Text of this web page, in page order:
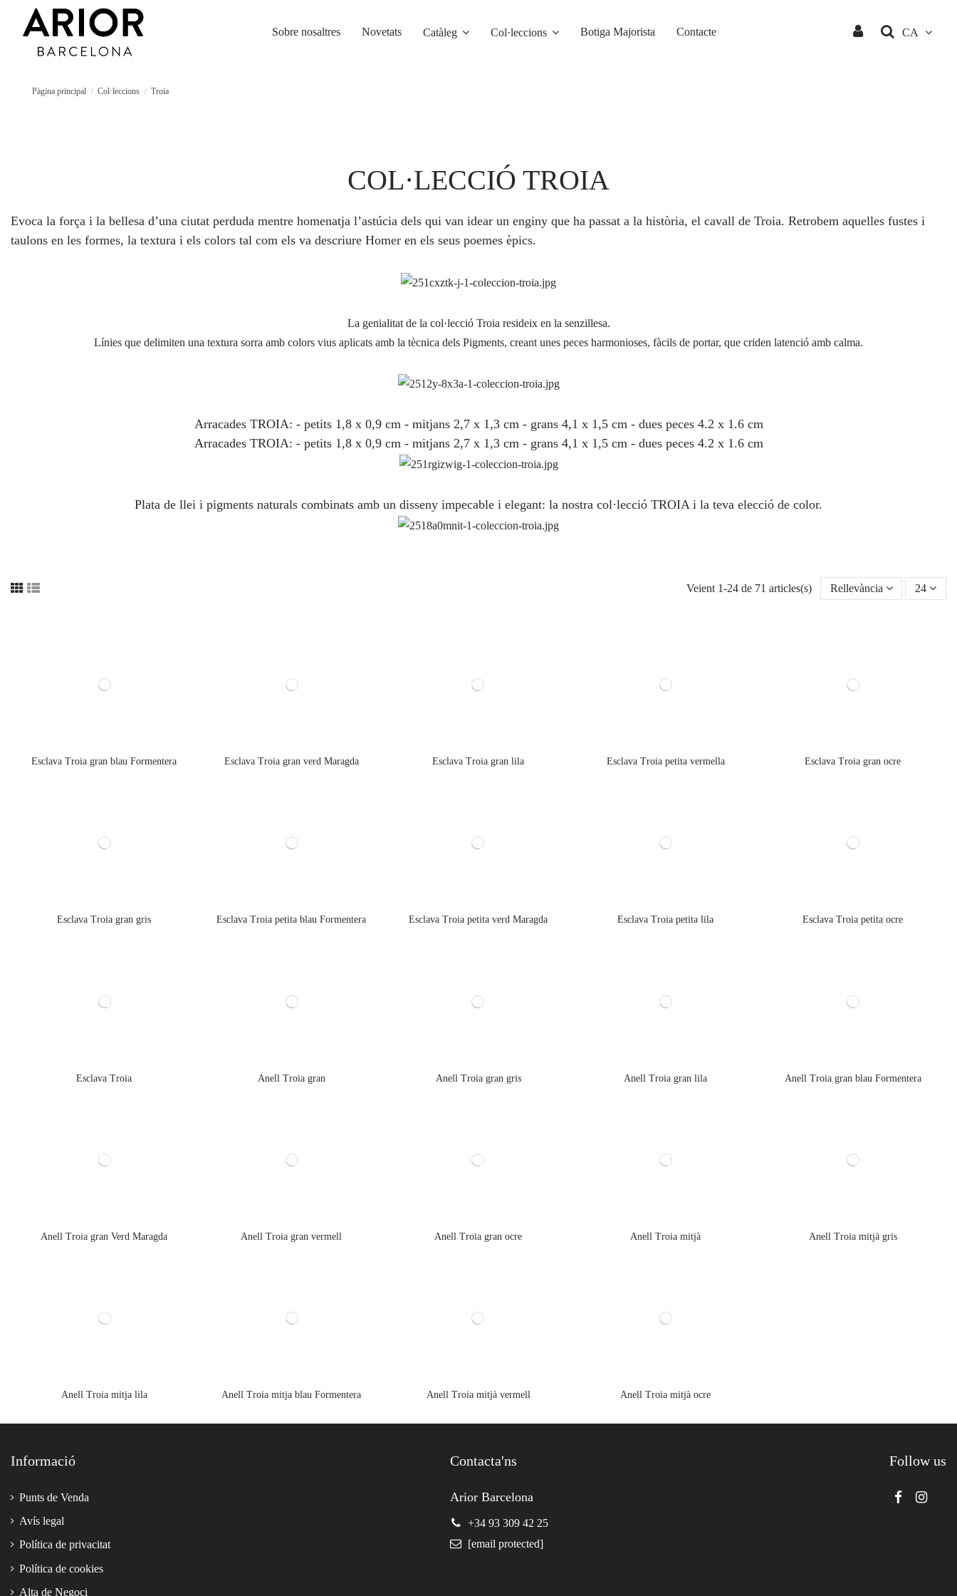
Sobre nosaltres Novetats Catàleg Col·leccions Botiga Majorista Contacte CA
Pàgina principal Col·leccions Troia
COL·LECCIÓ TROIA
Evoca la força i la bellesa d’una ciutat perduda mentre homenatja l’astúcia dels qui van idear un enginy que ha passat a la història, el cavall de Troia. Retrobem aquelles fustes i
taulons en les formes, la textura i els colors tal com els va descriure Homer en els seus poemes èpics.
La genialitat de la col·lecció Troia resideix en la senzillesa.
Línies que delimiten una textura sorra amb colors vius aplicats amb la tècnica dels Pigments, creant unes peces harmonioses, fàcils de portar, que criden latenció amb calma.
Arracades TROIA: - petits 1,8 x 0,9 cm - mitjans 2,7 x 1,3 cm - grans 4,1 x 1,5 cm - dues peces 4.2 x 1.6 cm
Arracades TROIA: - petits 1,8 x 0,9 cm - mitjans 2,7 x 1,3 cm - grans 4,1 x 1,5 cm - dues peces 4.2 x 1.6 cm
Plata de llei i pigments naturals combinats amb un disseny impecable i elegant: la nostra col·lecció TROIA i la teva elecció de color.
Veient 1-24 de 71 articles(s) Rellevància 24
Esclava Troia gran blau Formentera Esclava Troia gran verd Maragda Esclava Troia gran lila Esclava Troia petita vermella Esclava Troia gran ocre
Esclava Troia gran gris Esclava Troia petita blau Formentera Esclava Troia petita verd Maragda Esclava Troia petita lila Esclava Troia petita ocre
Esclava Troia Anell Troia gran Anell Troia gran gris Anell Troia gran lila Anell Troia gran blau Formentera
Anell Troia gran Verd Maragda Anell Troia gran vermell Anell Troia gran ocre Anell Troia mitjà Anell Troia mitjà gris
Anell Troia mitja lila Anell Troia mitja blau Formentera Anell Troia mitjà vermell Anell Troia mitjà ocre
Informació
Punts de Venda
Avís legal
Política de privacitat
Política de cookies
Alta de Negoci
Contacta'ns
Arior Barcelona
+34 93 309 42 25
[email protected]
Follow us